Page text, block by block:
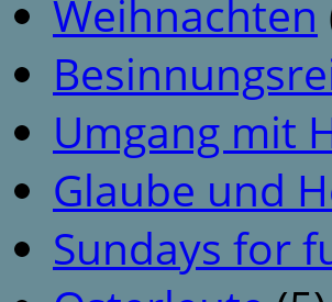
Weihnachten
Umgang mit
Glaube und
Sundays for